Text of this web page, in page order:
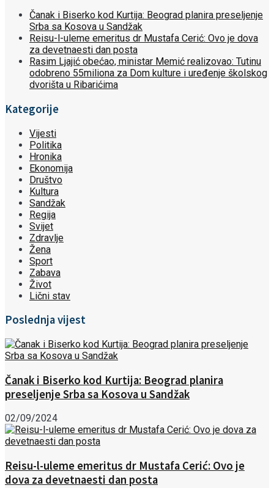
Čanak i Biserko kod Kurtija: Beograd planira preseljenje
Srba sa Kosova u Sandžak
Reisu-l-uleme emeritus dr Mustafa Cerić: Ovo je dova
za devetnaesti dan posta
Rasim Ljajić obećao, ministar Memić realizovao: Tutinu
odobreno 55miliona za Dom kulture i uređenje školskog
dvorišta u Ribarićima
Kategorije
Vijesti
Politika
Hronika
Ekonomija
Društvo
Kultura
Sandžak
Regija
Svijet
Zdravlje
Žena
Sport
Zabava
Život
Lični stav
Poslednja vijest
Čanak i Biserko kod Kurtija: Beograd planira
preseljenje Srba sa Kosova u Sandžak
02/09/2024
Reisu-l-uleme emeritus dr Mustafa Cerić: Ovo je
dova za devetnaesti dan posta